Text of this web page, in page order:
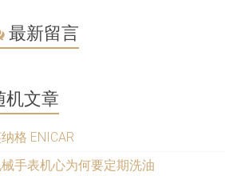
最新留言
机文章
格 ENICAR
手表机心为何要定期洗油